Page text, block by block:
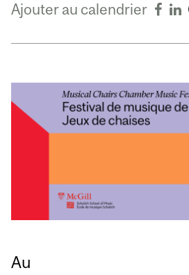
Ajouter au calendrier
Au